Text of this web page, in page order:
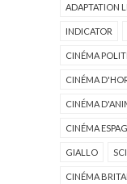
ADAPTATION
INDICATOR
CINÉMA
CINÉMA
CINÉMA
CINÉMA
GIALLO
CINÉMA